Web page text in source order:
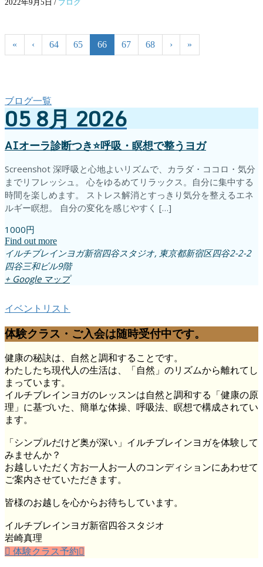
2022年9月5日 / ブログ
« ‹ 64 65 66 67 68 › »
ブログ一覧
058月2026
AIオーラ診断つき⭐️呼吸・瞑想で整うヨガ
Screenshot 深呼吸と心地よいリズムで、カラダ・ココロ・気分
までリフレッシュ。 心をゆるめてリラックス。自分に集中する
時間を楽しめます。 ストレス解消とすっきり気分を整えるエネ
ルギー瞑想。 自分の変化を感じやすく […]
1000円
Find out more
イルチブレインヨガ新宿四谷スタジオ, 東京都新宿区四谷2-2-2
四谷三和ビル9階
+ Google マップ
イベントリスト
体験クラス・ご入会は随時受付中です。
健康の秘訣は、自然と調和することです。
わたしたち現代人の生活は、「自然」のリズムから離れてし
まっています。
イルチブレインヨガのレッスンは自然と調和する「健康の原
理」に基づいた、簡単な体操、呼吸法、瞑想で構成されてい
ます。
「シンプルだけど奥が深い」イルチブレインヨガを体験して
みませんか？
お越しいただく方お一人お一人のコンディションにあわせて
ご案内させていただきます。
皆様のお越しを心からお待ちしています。
イルチブレインヨガ新宿四谷スタジオ
岩崎真理
体験クラス予約